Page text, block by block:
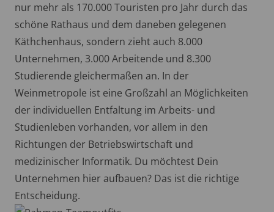
nur mehr als 170.000 Touristen pro Jahr durch das
schöne Rathaus und dem daneben gelegenen
Käthchenhaus, sondern zieht auch 8.000
Unternehmen, 3.000 Arbeitende und 8.300
Studierende gleichermaßen an. In der
Weinmetropole ist eine Großzahl an Möglichkeiten
der individuellen Entfaltung im Arbeits- und
Studienleben vorhanden, vor allem in den
Richtungen der Betriebswirtschaft und
medizinischer Informatik. Du möchtest Dein
Unternehmen hier aufbauen? Das ist die richtige
Entscheidung.